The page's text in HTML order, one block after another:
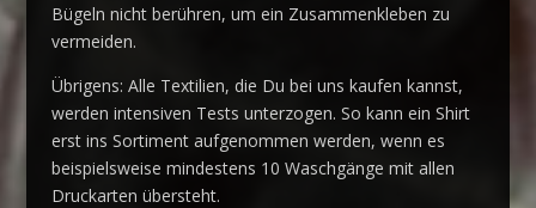
Bügeln nicht berühren, um ein Zusammenkleben zu
vermeiden.
Übrigens: Alle Textilien, die Du bei uns kaufen kannst,
werden intensiven Tests unterzogen. So kann ein Shirt
erst ins Sortiment aufgenommen werden, wenn es
beispielsweise mindestens 10 Waschgänge mit allen
Druckarten übersteht.